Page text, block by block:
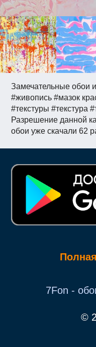
Замечательные обои
#живопись #мазок
#текстуры #текстура
Разрешение данной
обои уже скачали 62
7Fon -
©